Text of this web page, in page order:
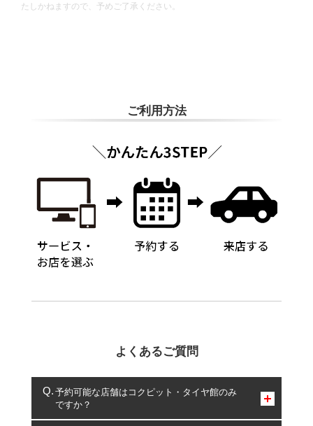
たしかねますので、予めご了承ください。
ご利用方法
よくあるご質問
予約可能な店舗はコクピット・タイヤ館のみ
ですか？